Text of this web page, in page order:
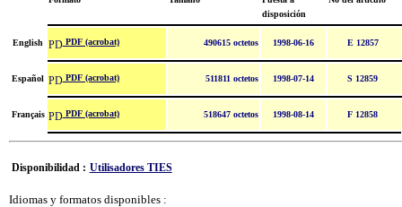
disposición
English PDF (acrobat) 490615 octetos 1998-06-16 E 12857
Español PDF (acrobat) 511811 octetos 1998-07-14 S 12859
Français PDF (acrobat) 518647 octetos 1998-08-14 F 12858
Disponibilidad : Utilisadores TIES
Idiomas y formatos disponibles :